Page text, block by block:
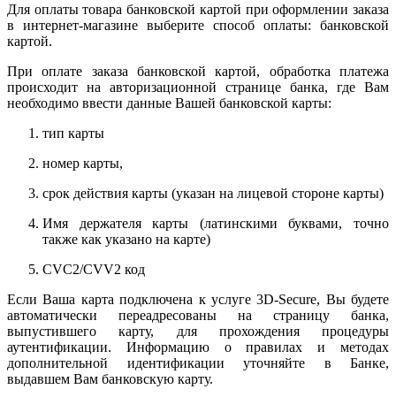
Для оплаты товара банковской картой при оформлении заказа
в интернет-магазине выберите способ оплаты: банковской
картой.
При оплате заказа банковской картой, обработка платежа
происходит на авторизационной странице банка, где Вам
необходимо ввести данные Вашей банковской карты:
тип карты
номер карты,
срок действия карты (указан на лицевой стороне карты)
Имя держателя карты (латинскими буквами, точно
также как указано на карте)
CVC2/CVV2 код
Если Ваша карта подключена к услуге 3D-Secure, Вы будете
автоматически переадресованы на страницу банка,
выпустившего карту, для прохождения процедуры
аутентификации. Информацию о правилах и методах
дополнительной идентификации уточняйте в Банке,
выдавшем Вам банковскую карту.